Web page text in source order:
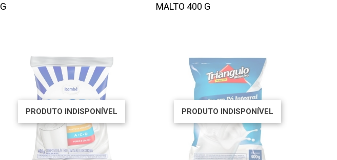
G
MALTO 400 G
PRODUTO INDISPONÍVEL PRODUTO INDISPONÍVEL